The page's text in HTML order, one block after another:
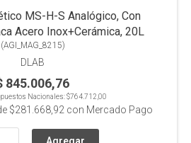
MS-H-S Analógico, Con
Acero Inox+Cerámica, 20L
(AGI_MAG_8215)
DLAB
845.006,76
Nacionales:$764.712,00
$281.668,92 con Mercado Pago